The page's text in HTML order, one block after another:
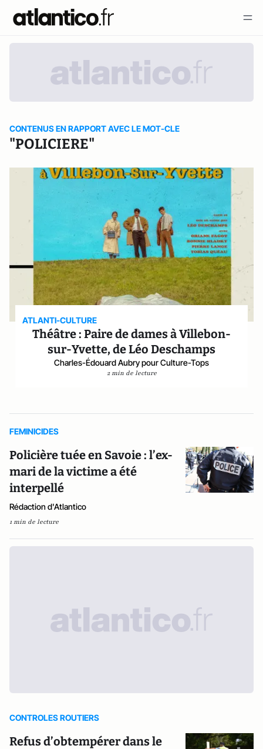
CONTENUS EN RAPPORT AVEC LE MOT-CLE
"POLICIERE"
ATLANTI-CULTURE
Théâtre : Paire de dames à Villebon-
sur-Yvette, de Léo Deschamps
Charles-Édouard Aubry pour Culture-Tops
2 min de lecture
FEMINICIDES
Policière tuée en Savoie : l’ex-
mari de la victime a été
interpellé
Rédaction d'Atlantico
1 min de lecture
CONTROLES ROUTIERS
Refus d’obtempérer dans le